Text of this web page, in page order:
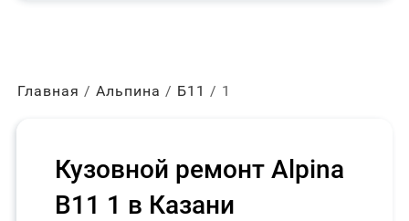
Главная Альпина Б11 1
Кузовной ремонт Alpina
B11 1 в Казани